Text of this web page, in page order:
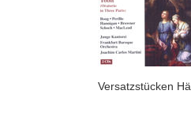
Versatzstücken